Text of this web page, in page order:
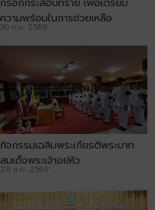
ความพร้อมในการช่วยเหลือ
ประชาชน
30 ก.ค. 2569
กิจกรรมเฉลิมพระเกียรติพระบาท
สมเด็จพระเจ้าอยู่หัว
28 ก.ค. 2569